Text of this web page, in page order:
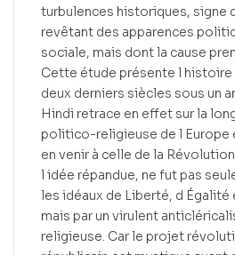
turbulences historiques, signe
revêtant des apparences
sociale, mais dont la cause
Cette étude présente l histoire
deux derniers siècles sous un
Hindi retrace en effet sur la
politico-religieuse de l Europe
en venir à celle de la
l idée répandue, ne fut pas
les idéaux de Liberté, d Égalité
mais par un virulent
religieuse. Car le projet